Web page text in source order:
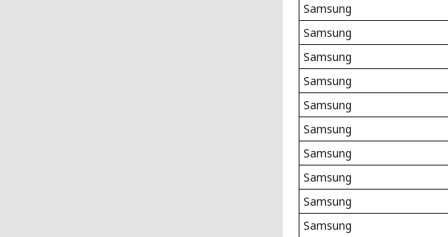
Samsung
Samsung
Samsung
Samsung
Samsung
Samsung
Samsung
Samsung
Samsung
Samsung